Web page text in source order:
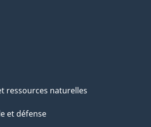
ressources naturelles
et défense